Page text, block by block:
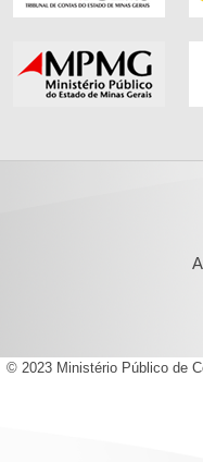
© 2023 Ministério Público de